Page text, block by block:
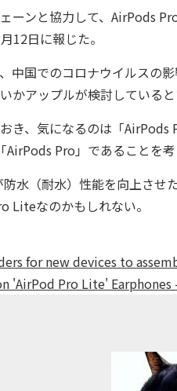
ーンと協力して、AirPods
12日に報じた。
中国でのコロナウイルスの
アップルが検討していると
き、気になるのは「
Pro」であることを
水（耐水）性能を向上させ
Liteなのかもしれない。
for new devices to
'AirPod Pro Lite' Earphones